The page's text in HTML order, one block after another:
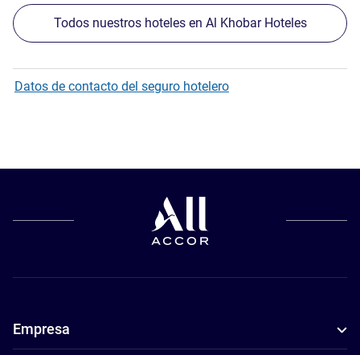
Todos nuestros hoteles en Al Khobar Hoteles
Datos de contacto del seguro hotelero
Empresa